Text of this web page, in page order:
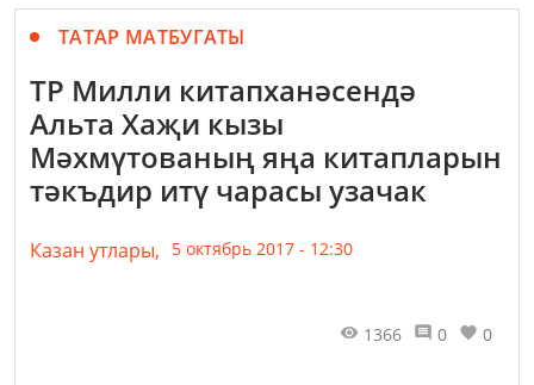
ТАТАР МАТБУГАТЫ
ТР Милли китапханәсендә
Альта Хаҗи кызы
Мәхмүтованың яңа китапларын
тәкъдир итү чарасы узачак
Казан утлары, 5 октябрь 2017 - 12:30
1366 0 0